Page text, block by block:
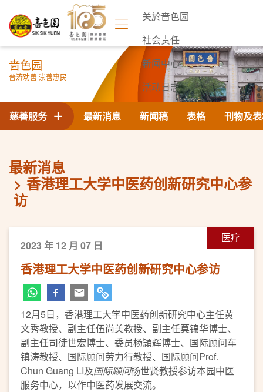
关於啬色园
社会责任
新闻中心
活动日志
联络我们
啬色园
普济劝善 崇善惠民
最新消息 新闻稿 表格 刊物及
慈善服务
最新消息
香港理工大学中医药创新研究中心参
访
医疗
2023 年 12 月 07 日
香港理工大学中医药创新研究中心参访
12月5日，香港理工大学中医药创新研究中心主任黄
文秀教授、副主任伍尚美教授、副主任莫锦华博士、
副主任司徒世宏博士、委员杨頴辉博士、国际顾问车
镇涛教授、国际顾问劳力行教授、国际顾问Prof.
Chun Guang LI及国际顾问杨世贤教授参访本园中医
服务中心，以作中医药发展交流。